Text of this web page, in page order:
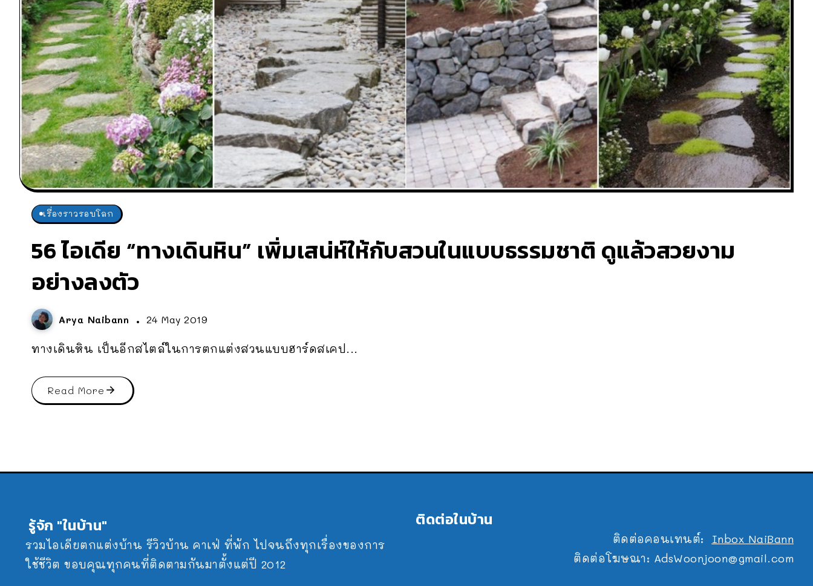
เรื่องราวรอบโลก
56 ไอเดีย “ทางเดินหิน” เพิ่มเสน่ห์ให้กับสวนในแบบธรรมชาติ ดูแล้วสวยงาม
อย่างลงตัว
Arya Naibann 24 May 2019
ทางเดินหิน เป็นอีกสไตล์ในการตกแต่งสวนแบบฮาร์ดสเคป...
Read More
รู้จัก "ในบ้าน"
รวมไอเดียตกแต่งบ้าน รีวิวบ้าน คาเฟ่ ที่พัก ไปจนถึงทุกเรื่องของการ
ใช้ชีวิต ขอบคุณทุกคนที่ติดตามกันมาตั้งแต่ปี 2012
ติดต่อในบ้าน
ติดต่อคอนเทนต์: Inbox NaiBann
ติดต่อโฆษณา: AdsWoonjoon@gmail.com